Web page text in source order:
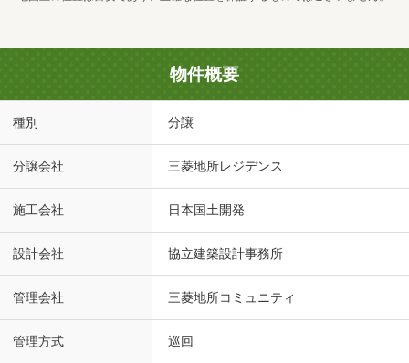
物件概要
種別 分譲
分譲会社 三菱地所レジデンス
施工会社 日本国土開発
設計会社 協立建築設計事務所
管理会社 三菱地所コミュニティ
管理方式 巡回